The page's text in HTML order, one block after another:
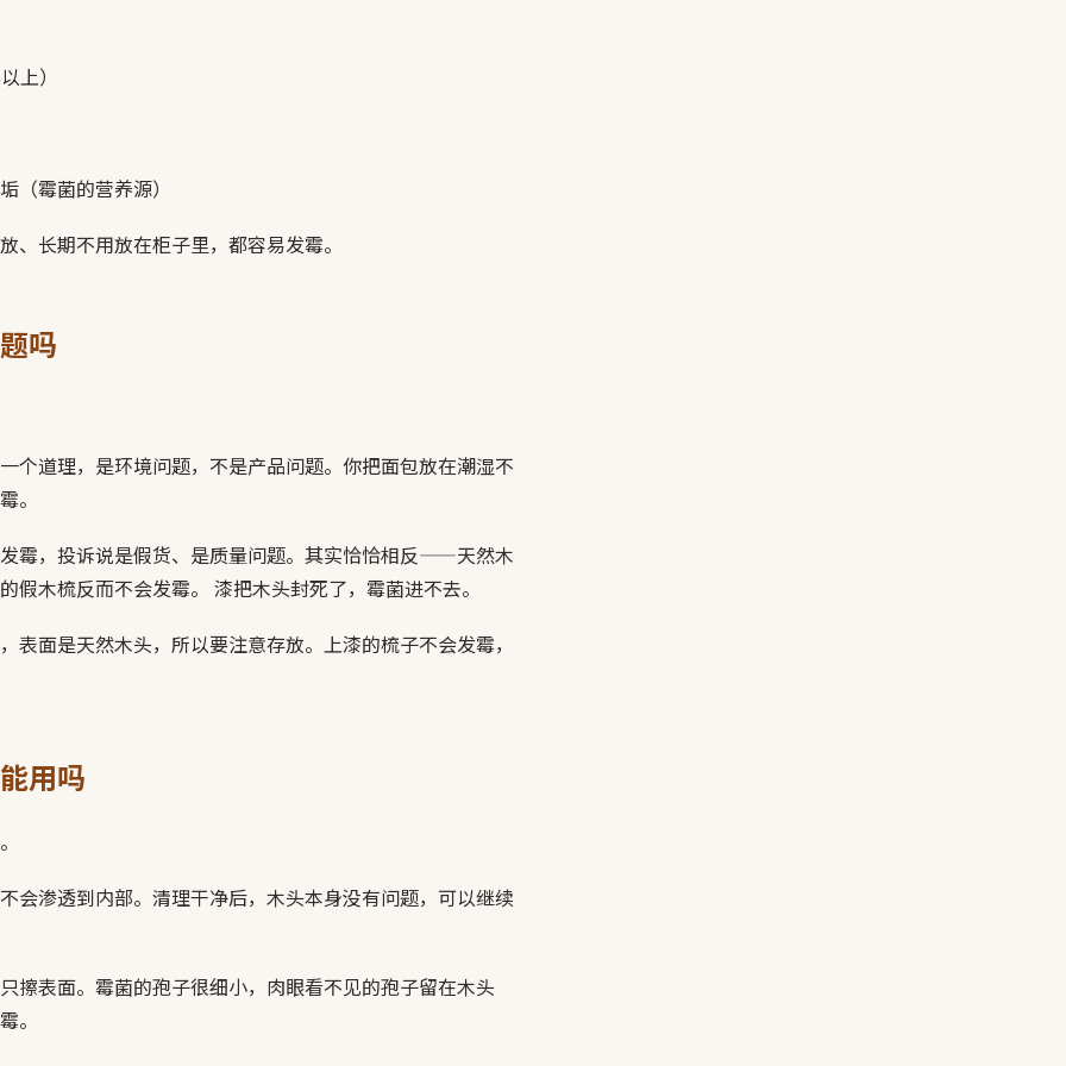
上）
（霉菌的营养源）
、长期不用放在柜子里，都容易发霉。
吗
个道理，是环境问题，不是产品问题。你把面包放在潮湿不
。
霉，投诉说是假货、是质量问题。其实恰恰相反——天然木
假木梳反而不会发霉。 漆把木头封死了，霉菌进不去。
表面是天然木头，所以要注意存放。上漆的梳子不会发霉，
用吗
会渗透到内部。清理干净后，木头本身没有问题，可以继续
擦表面。霉菌的孢子很细小，肉眼看不见的孢子留在木头
。